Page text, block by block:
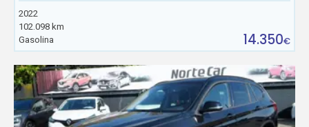
2022
102.098 km
Gasolina
14.350€